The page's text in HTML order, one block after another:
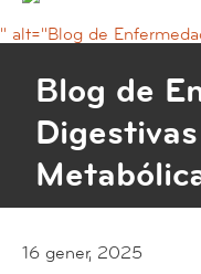
" alt="Blog de
Blog de
16 gener, 2025